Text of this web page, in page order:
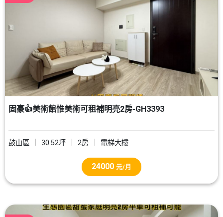
固豪👍美術館惟美術可租補明亮2房-GH3393
鼓山區 30.52坪 2房 電梯大樓
24000 元/月